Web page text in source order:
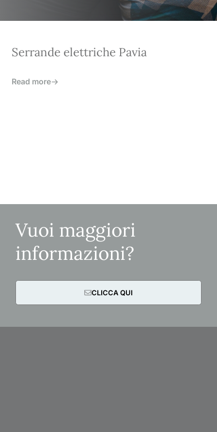
Serrande elettriche Pavia
Read more
Vuoi maggiori
informazioni?
CLICCA QUI